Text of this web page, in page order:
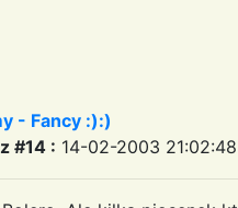
- Fancy :):)
#14 : 14-02-2003